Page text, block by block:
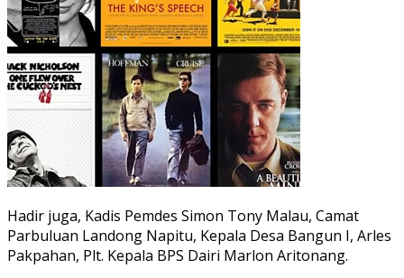
Hadir juga, Kadis Pemdes Simon Tony Malau, Camat
Parbuluan Landong Napitu, Kepala Desa Bangun I, Arles
Pakpahan, Plt. Kepala BPS Dairi Marlon Aritonang.